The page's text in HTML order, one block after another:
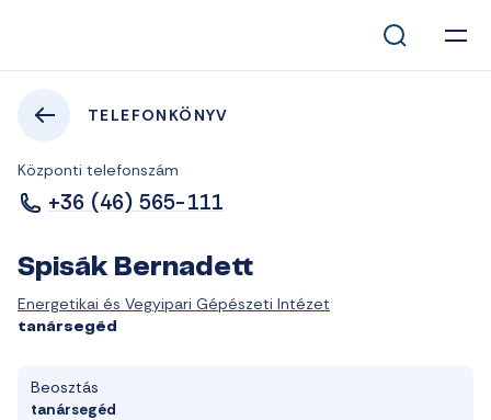
TELEFONKÖNYV
Központi telefonszám
+36 (46) 565-111
Spisák Bernadett
Energetikai és Vegyipari Gépészeti Intézet
tanársegéd
Beosztás
tanársegéd